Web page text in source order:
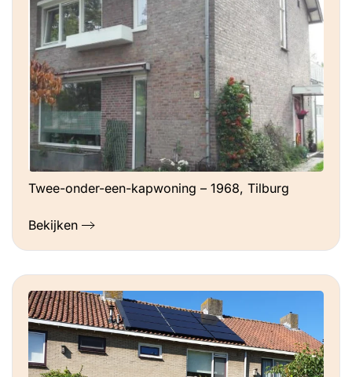
Twee-onder-een-kapwoning – 1968, Tilburg
Bekijken